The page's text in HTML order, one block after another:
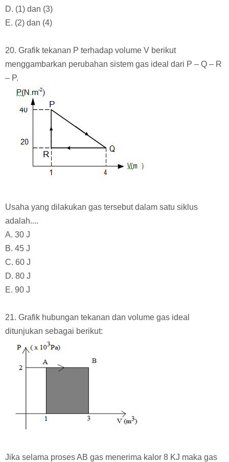
D. (1) dan (3)
E. (2) dan (4)
20. Grafik tekanan P terhadap volume V berikut
menggambarkan perubahan sistem gas ideal dari P – Q – R
– P.
Usaha yang dilakukan gas tersebut dalam satu siklus
adalah....
A. 30 J
B. 45 J
C. 60 J
D. 80 J
E. 90 J
21. Grafik hubungan tekanan dan volume gas ideal
ditunjukan sebagai berikut:
Jika selama proses AB gas menerima kalor 8 KJ maka gas